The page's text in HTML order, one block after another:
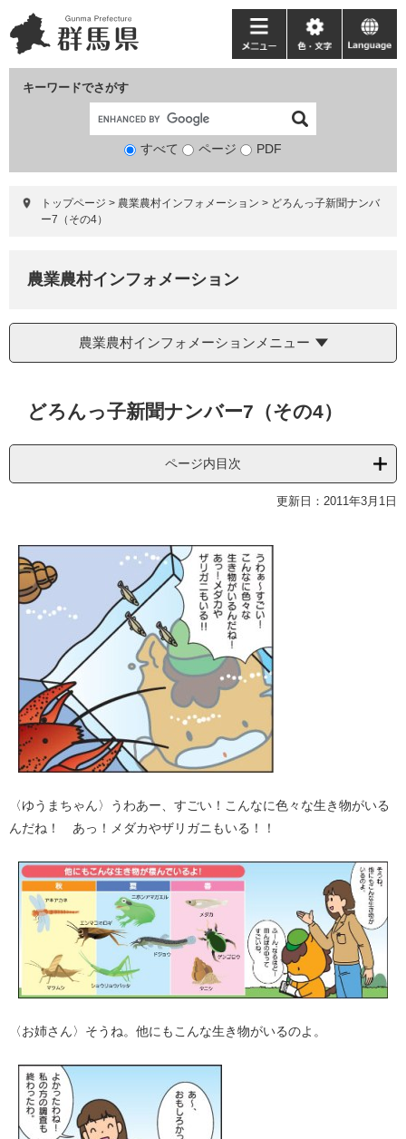
ー
ジ
ニ
ュ
て
キーワードでさがす
検
象
すべて ページ PDF
メ
ニ
ー
色・
文
language
トップページ > 農業農村インフォメーション > どろんっ子新聞ナンバ
ー7（その4）
農業農村インフォメーション
農業農村インフォメーションメニュー
どろんっ子新聞ナンバー7（その4）
ページ内目次
更新日：2011年3月1日
〈ゆうまちゃん〉うわあー、すごい！こんなに色々な生き物がいる
んだね！ あっ！メダカやザリガニもいる！！
〈お姉さん〉そうね。他にもこんな生き物がいるのよ。